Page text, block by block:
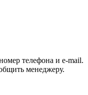
телефона и e-mail.
менеджеру.